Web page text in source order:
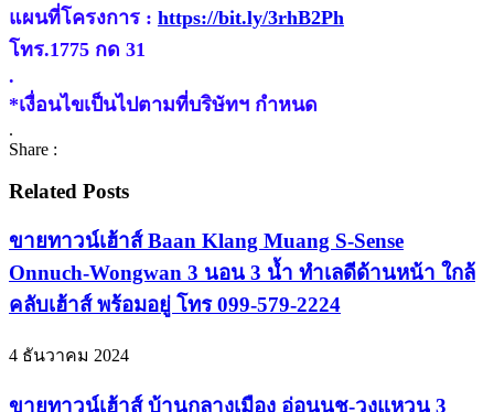
แผนที่โครงการ : https://bit.ly/3rhB2Ph
โทร.1775 กด 31
.
*เงื่อนไขเป็นไปตามที่บริษัทฯ กำหนด
.
Share :
Related Posts
ขายทาวน์เฮ้าส์ Baan Klang Muang S-Sense
Onnuch-Wongwan 3 นอน 3 น้ำ ทำเลดีด้านหน้า ใกล้
คลับเฮ้าส์ พร้อมอยู่ โทร 099-579-2224
4 ธันวาคม 2024
ขายทาวน์เฮ้าส์ บ้านกลางเมือง อ่อนนุช-วงแหวน 3